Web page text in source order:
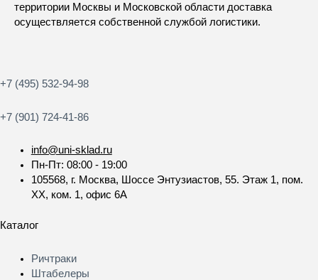
территории Москвы и Московской области доставка
осуществляется собственной службой логистики.
+7 (495) 532-94-98
+7 (901) 724-41-86
info@uni-sklad.ru
Пн-Пт: 08:00 - 19:00
105568, г. Москва, Шоссе Энтузиастов, 55. Этаж 1, пом.
XX, ком. 1, офис 6А
Каталог
Меню
Ричтраки
Штабелеры